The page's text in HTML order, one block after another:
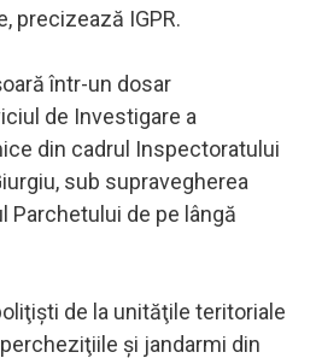
precizează IGPR.
într-un dosar
de Investigare a
din cadrul Inspectoratului
sub supravegherea
Parchetului de pe lângă
de la unităţile teritoriale
şi jandarmi din